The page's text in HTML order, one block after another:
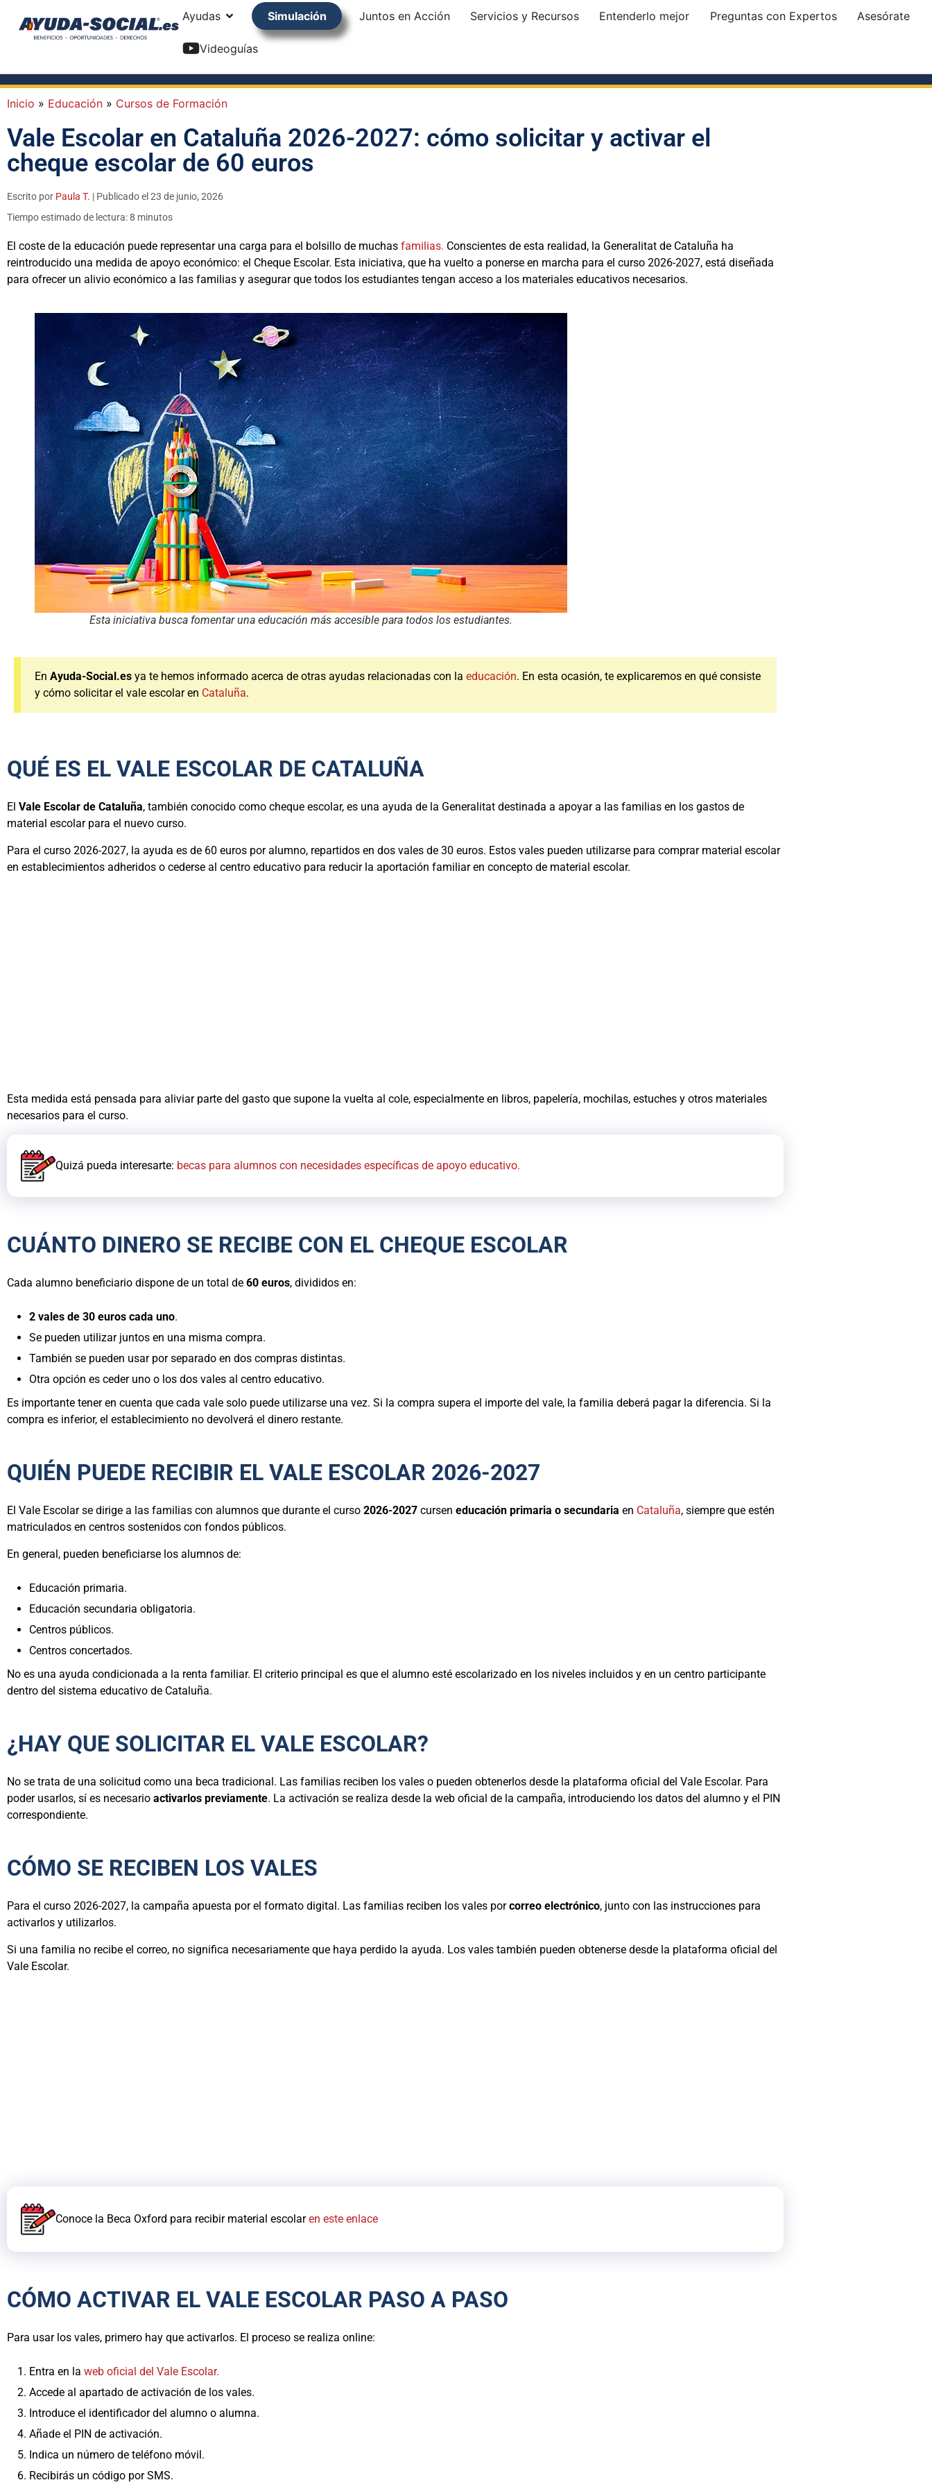
Ayudas Simulación Juntos en Acción Servicios y Recursos Entenderlo mejor Preguntas con Expertos Asesórate
Videoguías
Inicio » Educación » Cursos de Formación
Vale Escolar en Cataluña 2026-2027: cómo solicitar y activar el
cheque escolar de 60 euros
Escrito por Paula T. | Publicado el 23 de junio, 2026
Tiempo estimado de lectura: 8 minutos
El coste de la educación puede representar una carga para el bolsillo de muchas familias. Conscientes de esta realidad, la Generalitat de Cataluña ha
reintroducido una medida de apoyo económico: el Cheque Escolar. Esta iniciativa, que ha vuelto a ponerse en marcha para el curso 2026-2027, está diseñada
para ofrecer un alivio económico a las familias y asegurar que todos los estudiantes tengan acceso a los materiales educativos necesarios.
Esta iniciativa busca fomentar una educación más accesible para todos los estudiantes.
En Ayuda-Social.es ya te hemos informado acerca de otras ayudas relacionadas con la educación. En esta ocasión, te explicaremos en qué consiste
y cómo solicitar el vale escolar en Cataluña.
QUÉ ES EL VALE ESCOLAR DE CATALUÑA
El Vale Escolar de Cataluña, también conocido como cheque escolar, es una ayuda de la Generalitat destinada a apoyar a las familias en los gastos de
material escolar para el nuevo curso.
Para el curso 2026-2027, la ayuda es de 60 euros por alumno, repartidos en dos vales de 30 euros. Estos vales pueden utilizarse para comprar material escolar
en establecimientos adheridos o cederse al centro educativo para reducir la aportación familiar en concepto de material escolar.
Esta medida está pensada para aliviar parte del gasto que supone la vuelta al cole, especialmente en libros, papelería, mochilas, estuches y otros materiales
necesarios para el curso.
Quizá pueda interesarte: becas para alumnos con necesidades específicas de apoyo educativo.
CUÁNTO DINERO SE RECIBE CON EL CHEQUE ESCOLAR
Cada alumno beneficiario dispone de un total de 60 euros, divididos en:
2 vales de 30 euros cada uno.
Se pueden utilizar juntos en una misma compra.
También se pueden usar por separado en dos compras distintas.
Otra opción es ceder uno o los dos vales al centro educativo.
Es importante tener en cuenta que cada vale solo puede utilizarse una vez. Si la compra supera el importe del vale, la familia deberá pagar la diferencia. Si la
compra es inferior, el establecimiento no devolverá el dinero restante.
QUIÉN PUEDE RECIBIR EL VALE ESCOLAR 2026-2027
El Vale Escolar se dirige a las familias con alumnos que durante el curso 2026-2027 cursen educación primaria o secundaria en Cataluña, siempre que estén
matriculados en centros sostenidos con fondos públicos.
En general, pueden beneficiarse los alumnos de:
Educación primaria.
Educación secundaria obligatoria.
Centros públicos.
Centros concertados.
No es una ayuda condicionada a la renta familiar. El criterio principal es que el alumno esté escolarizado en los niveles incluidos y en un centro participante
dentro del sistema educativo de Cataluña.
¿HAY QUE SOLICITAR EL VALE ESCOLAR?
No se trata de una solicitud como una beca tradicional. Las familias reciben los vales o pueden obtenerlos desde la plataforma oficial del Vale Escolar. Para
poder usarlos, sí es necesario activarlos previamente. La activación se realiza desde la web oficial de la campaña, introduciendo los datos del alumno y el PIN
correspondiente.
CÓMO SE RECIBEN LOS VALES
Para el curso 2026-2027, la campaña apuesta por el formato digital. Las familias reciben los vales porcorreo electrónico, junto con las instrucciones para
activarlos y utilizarlos.
Si una familia no recibe el correo, no significa necesariamente que haya perdido la ayuda. Los vales también pueden obtenerse desde la plataforma oficial del
Vale Escolar.
Conoce la Beca Oxford para recibir material escolaren este enlace
CÓMO ACTIVAR EL VALE ESCOLAR PASO A PASO
Para usar los vales, primero hay que activarlos. El proceso se realiza online:
Entra en la web oficial del Vale Escolar.
Accede al apartado de activación de los vales.
Introduce el identificador del alumno o alumna.
Añade el PIN de activación.
Indica un número de teléfono móvil.
Recibirás un código por SMS.